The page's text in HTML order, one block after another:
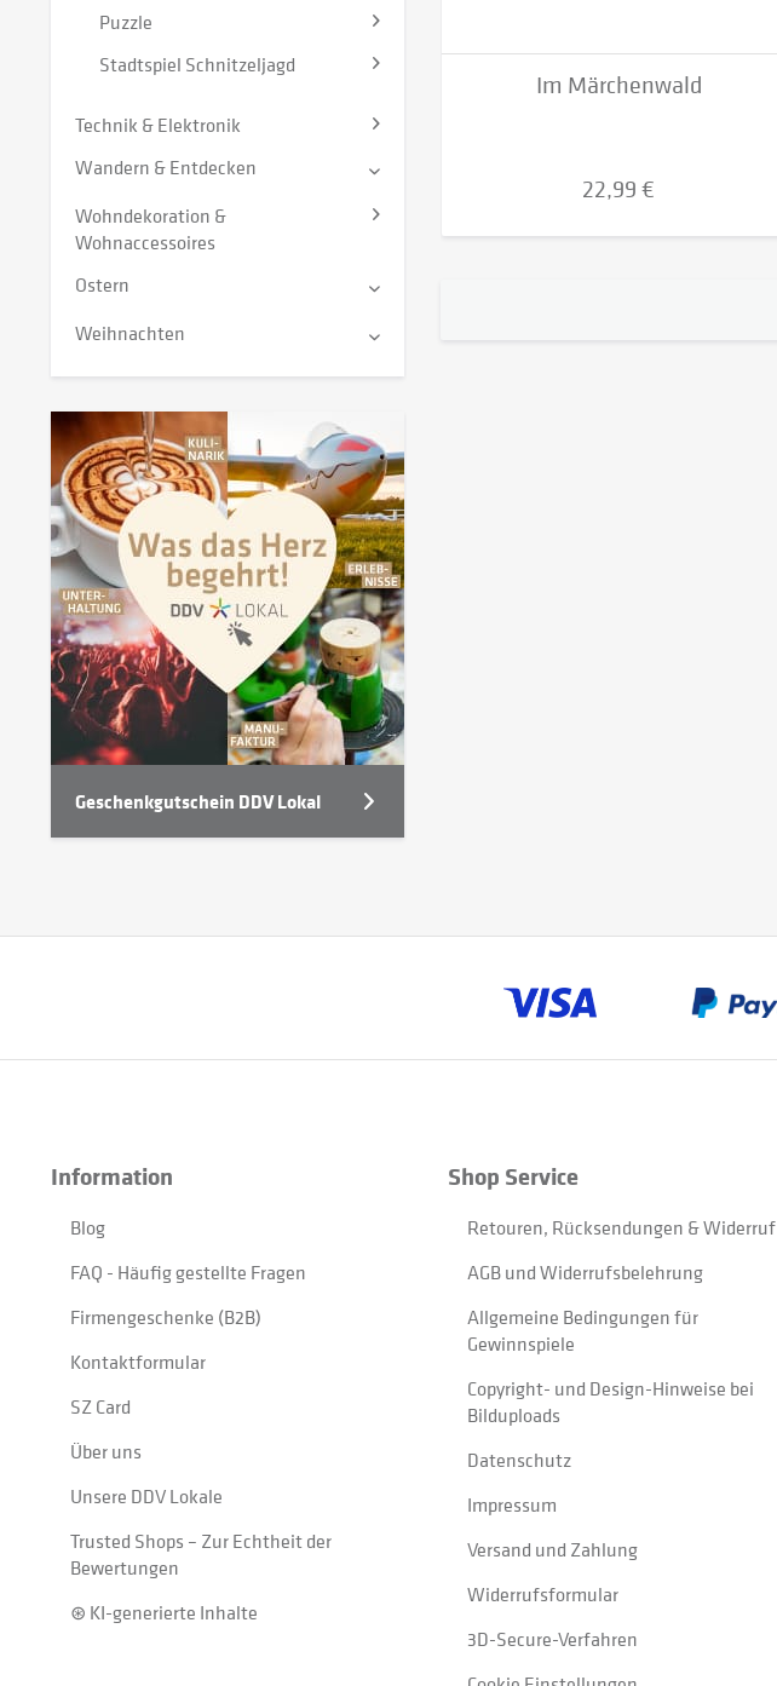
Puzzle
Stadtspiel Schnitzeljagd
Technik & Elektronik
Wandern & Entdecken
Wohndekoration &
Wohnaccessoires
Ostern
Weihnachten
Geschenkgutschein DDV Lokal
Im Märchenwald
22,99 €
Information
Blog
FAQ - Häufig gestellte Fragen
Firmengeschenke (B2B)
Kontaktformular
SZ Card
Über uns
Unsere DDV Lokale
Trusted Shops – Zur Echtheit der
Bewertungen
⊛ KI-generierte Inhalte
Shop Service
Retouren, Rücksendungen & Widerruf
AGB und Widerrufsbelehrung
Allgemeine Bedingungen für
Gewinnspiele
Copyright- und Design-Hinweise bei
Bilduploads
Datenschutz
Impressum
Versand und Zahlung
Widerrufsformular
3D-Secure-Verfahren